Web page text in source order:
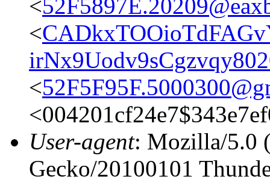
<
<
<
User-agent: Mozilla/5.0
Gecko/20100101